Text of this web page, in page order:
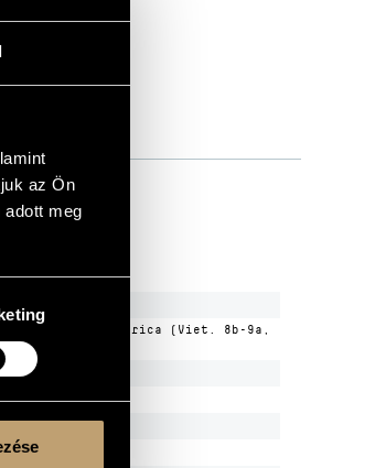
az Ön
meg
- (chorea) Hungarica (Viet. 8b-9a,